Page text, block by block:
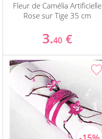
Fleur de Camélia Artificielle
Rose sur Tige 35 cm
3.40 €